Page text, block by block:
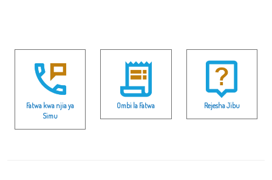
Fatwa kwa njia ya
Simu
Ombi la Fatwa Rejesha Jibu